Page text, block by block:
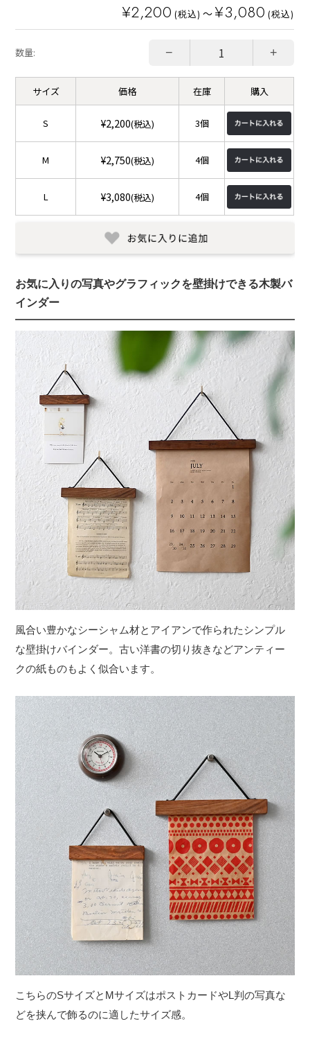
¥2,200 (税込) ～ ¥3,080 (税込)
数量: − +
サイズ 価格 在庫 購入
S ¥2,200(税込) 3個
M ¥2,750(税込) 4個
L ¥3,080(税込) 4個
お気に入りの写真やグラフィックを壁掛けできる木製バ
インダー
風合い豊かなシーシャム材とアイアンで作られたシンプル
な壁掛けバインダー。古い洋書の切り抜きなどアンティー
クの紙ものもよく似合います。
こちらのSサイズとMサイズはポストカードやL判の写真な
どを挟んで飾るのに適したサイズ感。